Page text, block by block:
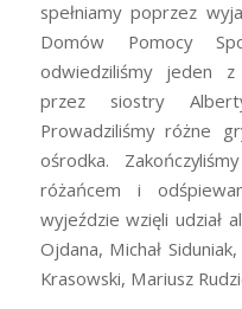
spełniamy poprzez
Domów Pomocy
odwiedziliśmy jeden
przez siostry
Prowadziliśmy różne
ośrodka.
różańcem i
wyjeździe wzięli udział
Ojdana, Michał
Krasowski, Mariusz